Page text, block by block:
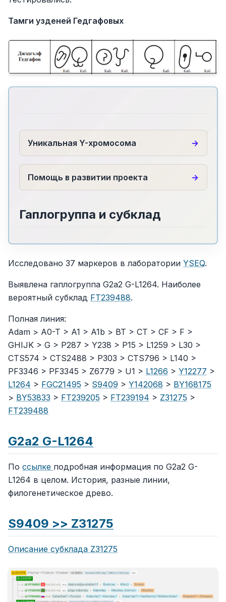
Тамги узденей Гедгафовых
Уникальная Y-хромосома
Помощь в развитии проекта
Гаплогруппа и субклад
Исследовано 37 маркеров в лаборатории YSEQ.
Выявлена гаплогруппа G2a2 G-L1264. Наиболее
вероятный субклад FT239488.
Полная линия:
Adam > A0-T > A1 > A1b > BT > CT > CF > F >
GHIJK > G > P287 > Y238 > P15 > L1259 > L30 >
CTS574 > CTS2488 > P303 > CTS796 > L140 >
PF3346 > PF3345 > Z6779 > U1 > L1266 > Y12277 >
L1264 > FGC21495 > S9409 > Y142068 > BY168175
> BY53833 > FT239205 > FT239194 > Z31275 >
FT239488
G2a2 G-L1264
По ссылке подробная информация по G2a2 G-
L1264 в целом. История, разные линии,
филогенетическое древо.
S9409 >> Z31275
Описание субклада Z31275